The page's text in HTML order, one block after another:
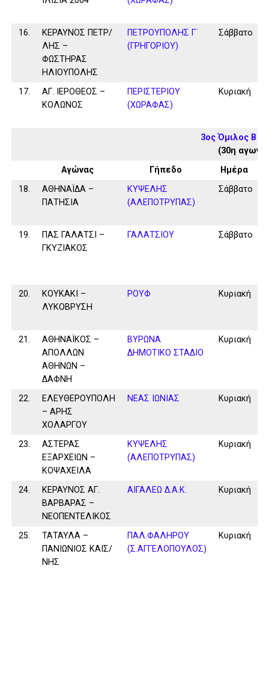
16.
ΚΕΡΑΥΝΟΣ ΠΕΤΡ/
ΛΗΣ –
ΦΩΣΤΗΡΑΣ
ΗΛΙΟΥΠΟΛΗΣ
ΠΕΤΡΟΥΠΟΛΗΣ Γ΄
(ΓΡΗΓΟΡΙΟΥ)
Σάββατο
17.
ΑΓ. ΙΕΡΟΘΕΟΣ –
ΚΟΛΩΝΟΣ
ΠΕΡΙΣΤΕΡΙΟΥ
(ΧΩΡΑΦΑΣ)
Κυριακή
3ος Όμιλος Β
(30η
Αγώνας
Γήπεδο Ημέρα
18.
ΑΘΗΝΑΪΔΑ –
ΠΑΤΗΣΙΑ
ΚΥΨΕΛΗΣ
(ΑΛΕΠΟΤΡΥΠΑΣ)
Σάββατο
19.
ΠΑΣ ΓΑΛΑΤΣΙ –
ΓΚΥΖΙΑΚΟΣ
ΓΑΛΑΤΣΙΟΥ Σάββατο
20.
ΚΟΥΚΑΚΙ –
ΛΥΚΟΒΡΥΣΗ
ΡΟΥΦ Κυριακή
21.
ΑΘΗΝΑΪΚΟΣ –
ΑΠΟΛΛΩΝ
ΑΘΗΝΩΝ –
ΔΑΦΝΗ
ΒΥΡΩΝΑ
ΔΗΜΟΤΙΚΟ ΣΤΑΔΙΟ
Κυριακή
22.
ΕΛΕΥΘΕΡΟΥΠΟΛΗ
– ΑΡΗΣ
ΧΟΛΑΡΓΟΥ
ΝΕΑΣ ΙΩΝΙΑΣ Κυριακή
23.
ΑΣΤΕΡΑΣ
ΕΞΑΡΧΕΙΩΝ –
ΚΟΨΑΧΕΙΛΑ
ΚΥΨΕΛΗΣ
(ΑΛΕΠΟΤΡΥΠΑΣ)
Κυριακή
24.
ΚΕΡΑΥΝΟΣ ΑΓ.
ΒΑΡΒΑΡΑΣ –
ΝΕΟΠΕΝΤΕΛΙΚΟΣ
ΑΙΓΑΛΕΩ Δ.Α.Κ. Κυριακή
25.
ΤΑΤΑΥΛΑ –
ΠΑΝΙΩΝΙΟΣ ΚΑΙΣ/
ΝΗΣ
ΠΑΛ.ΦΑΛΗΡΟΥ
(Σ.ΑΓΓΕΛΟΠΟΥΛΟΣ)
Κυριακή